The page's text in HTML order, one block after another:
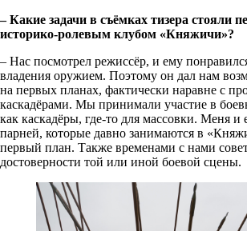
– Какие задачи в съёмках тизера стояли
историко-ролевым клубом «Княжичи»?
– Нас посмотрел режиссёр, и ему
владения оружием. Поэтому он дал нам
на первых планах, фактически наравне с
каскадёрами. Мы принимали участие в
как каскадёры, где-то для массовки. Меня и
парней, которые давно занимаются в
первый план. Также временами с нами
достоверности той или иной боевой сцены.